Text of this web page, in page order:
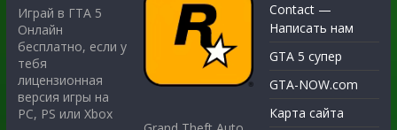
Играй в ГТА 5
Онлайн
бесплатно, если у
тебя
лицензионная
версия игры на
PC, PS или Xbox
Contact —
Написать нам
GTA 5 супер
GTA-NOW.com
Карта сайта